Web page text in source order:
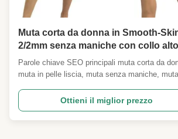
Muta corta da donna in Smooth-
2/2mm senza maniche con collo
zip posteriore per surf, SUP, nuoto in
acque libere, riscaldamento triathlon
Parole chiave SEO principali muta corta da
muta in pelle liscia, muta senza maniche, muta
posteriore, tuta da riscaldamento per triathlon,
da nuoto in acque libere, muta da SUP,
da surf, muta resistente al vento Panoramica
Ottieni il miglior prezzo